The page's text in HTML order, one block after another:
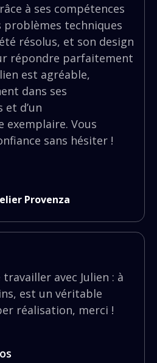
à ses compétences
techniques
résolus, et son design
répondre parfaitement
est agréable,
dans ses
d’un
exemplaire. Vous
sans hésiter !
Provenza
avec Julien : à
est un véritable
réalisation, merci !